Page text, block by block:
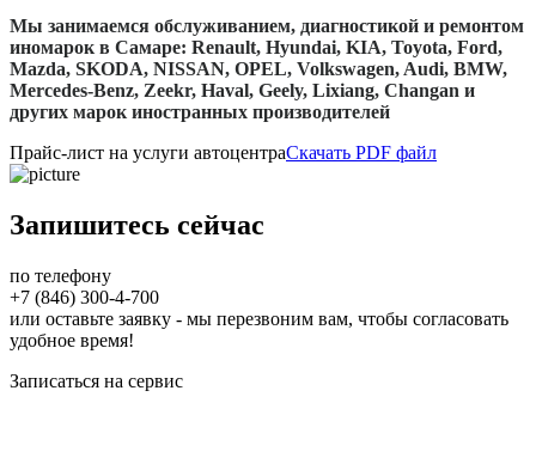
Мы занимаемся обслуживанием, диагностикой и ремонтом
иномарок в Самаре: Renault, Нyundai, KIA, Toyota, Ford,
Mazda, SKODA, NISSAN, OPEL, Volkswagen, Audi, BMW,
Mercedes-Benz, Zeekr, Haval, Geely, Lixiang, Changan и
других марок иностранных производителей
Прайс-лист на услуги автоцентраСкачать PDF файл
Запишитесь сейчас
по телефону
+7 (846) 300-4-700
или оставьте заявку - мы перезвоним вам, чтобы согласовать
удобное время!
Записаться на сервис